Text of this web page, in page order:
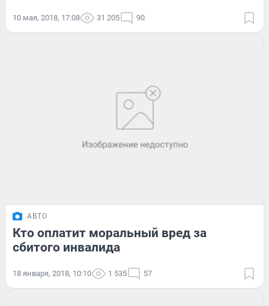
10 мая, 2018, 17:08 31 205 90
АВТО
Кто оплатит моральный вред за
сбитого инвалида
18 января, 2018, 10:10 1 535 57